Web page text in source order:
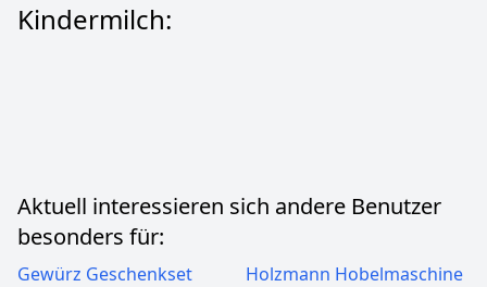
Kindermilch:
Aktuell interessieren sich andere Benutzer
besonders für:
Gewürz Geschenkset
Holzmann Hobelmaschine